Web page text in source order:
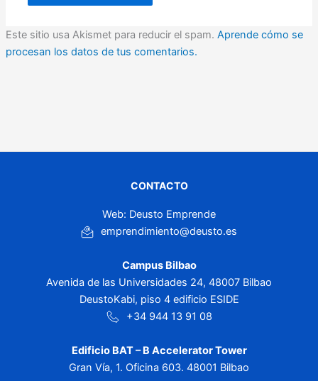
Este sitio usa Akismet para reducir el spam. Aprende cómo se
procesan los datos de tus comentarios.
CONTACTO
Web: Deusto Emprende
emprendimiento@deusto.es
Campus Bilbao
Avenida de las Universidades 24, 48007 Bilbao
DeustoKabi, piso 4 edificio ESIDE
+34 944 13 91 08
Edificio BAT – B Accelerator Tower
Gran Vía, 1. Oficina 603. 48001 Bilbao